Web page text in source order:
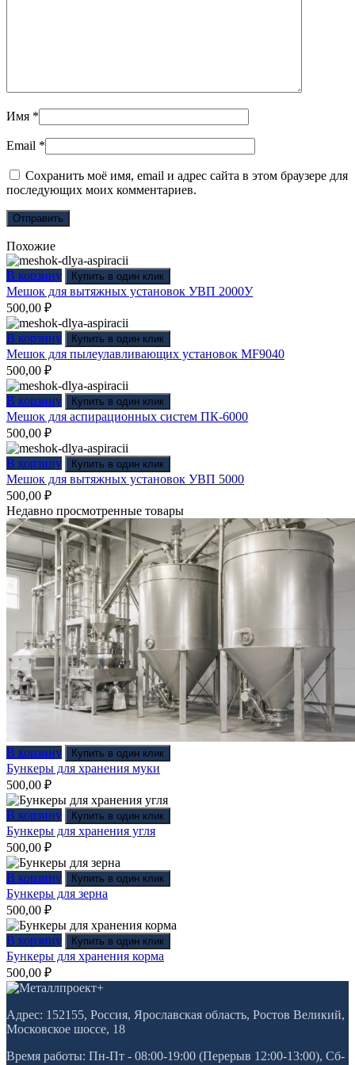
Имя *
Email *
Сохранить моё имя, email и адрес сайта в этом браузере для
последующих моих комментариев.
Похожие
В корзину Купить в один клик
Мешок для вытяжных установок УВП 2000У
500,00 ₽
В корзину Купить в один клик
Мешок для пылеулавливающих установок MF9040
500,00 ₽
В корзину Купить в один клик
Мешок для аспирационных систем ПК-6000
500,00 ₽
В корзину Купить в один клик
Мешок для вытяжных установок УВП 5000
500,00 ₽
Недавно просмотренные товары
В корзину Купить в один клик
Бункеры для хранения муки
500,00 ₽
В корзину Купить в один клик
Бункеры для хранения угля
500,00 ₽
В корзину Купить в один клик
Бункеры для зерна
500,00 ₽
В корзину Купить в один клик
Бункеры для хранения корма
500,00 ₽
Адрес: 152155, Россия, Ярославская область, Ростов Великий,
Московское шоссе, 18
Время работы: Пн-Пт - 08:00-19:00 (Перерыв 12:00-13:00), Сб-